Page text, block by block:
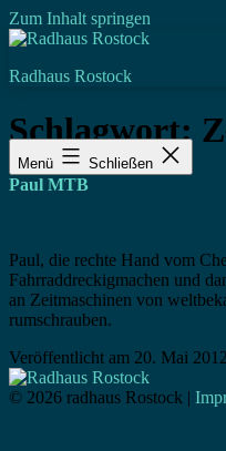
Zum Inhalt springen
Radhaus Rostock
Menü Schließen
Schlagwort:
Paul MTB
Paul, die rechte Hand vom
Fahrraddreckigmachen und
an Zeitmaschinen von
rumschrauben.
Veröffentlicht am 20. Mai 2012
© 2026 radhaus Rostock |